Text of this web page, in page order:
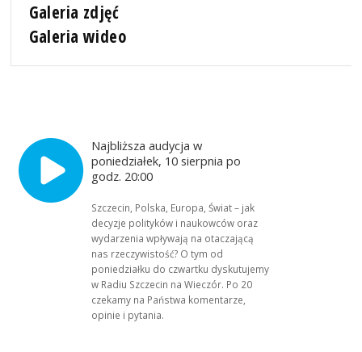
Galeria zdjęć
Galeria wideo
Najbliższa audycja w
poniedziałek, 10 sierpnia po
godz. 20:00
Szczecin, Polska, Europa, Świat – jak
decyzje polityków i naukowców oraz
wydarzenia wpływają na otaczającą
nas rzeczywistość? O tym od
poniedziałku do czwartku dyskutujemy
w Radiu Szczecin na Wieczór. Po 20
czekamy na Państwa komentarze,
opinie i pytania.